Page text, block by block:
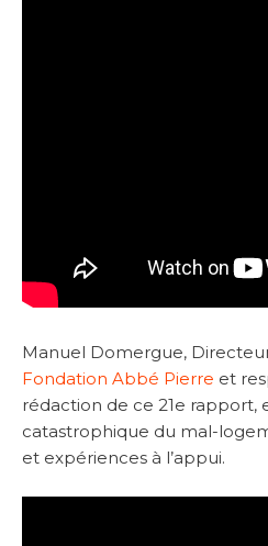
Manuel Domergue,
Fondation Abbé Pierre et
rédaction de ce 21e rapport,
catastrophique du mal-
et expériences à l’appui.